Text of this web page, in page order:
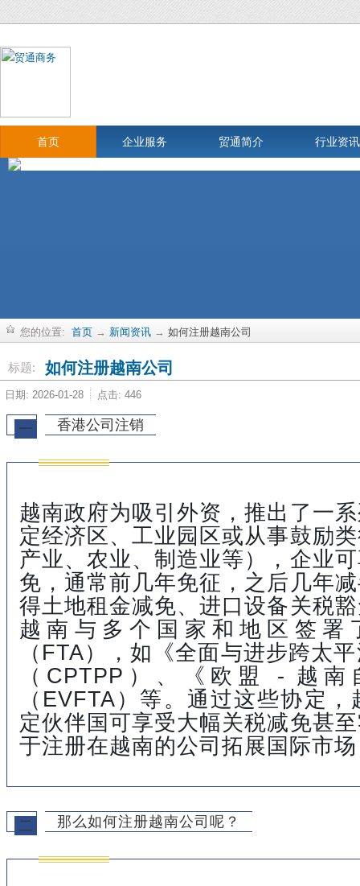
首页 企业服务 贸通简介 行业资讯
您的位置: 首页 → 新闻资讯 → 如何注册越南公司
标题: 如何注册越南公司
日期: 2026-01-28 点击: 446
一 香港公司注销
越南政府为吸引外资，推出了一
定经济区、工业园区或从事鼓励
产业、农业、制造业等），企业
免，通常前几年免征，之后几年
得土地租金减免、进口设备关税
越南与多个国家和地区签署
（FTA），如《全面与进步跨太
（CPTPP）、《欧盟 - 越
（EVFTA）等。通过这些协定
定伙伴国可享受大幅关税减免甚
于注册在越南的公司拓展国际市
二 那么如何注册越南公司呢？